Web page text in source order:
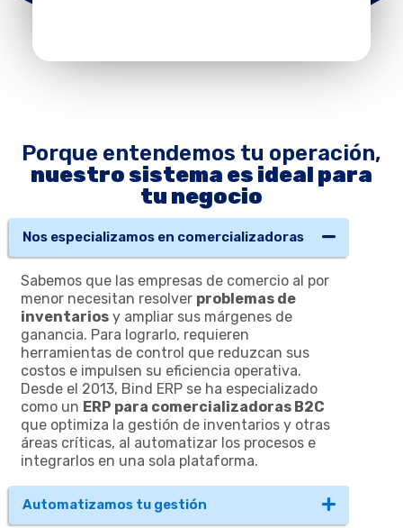
Porque entendemos tu operación,
nuestro sistema es ideal para
tu negocio
Nos especializamos en comercializadoras
Sabemos que las empresas de comercio al por
menor necesitan resolver problemas de
inventarios y ampliar sus márgenes de
ganancia. Para lograrlo, requieren
herramientas de control que reduzcan sus
costos e impulsen su eficiencia operativa.
Desde el 2013, Bind ERP se ha especializado
como un ERP para comercializadoras B2C
que optimiza la gestión de inventarios y otras
áreas críticas, al automatizar los procesos e
integrarlos en una sola plataforma.
Automatizamos tu gestión